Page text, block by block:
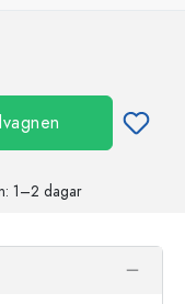
1–2 dagar